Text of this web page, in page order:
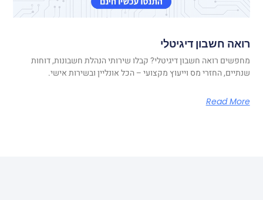
רואה חשבון דיגיטלי
מחפשים רואה חשבון דיגיטלי? קבלו שירותי הנהלת חשבונות, דוחות
שנתיים, החזרי מס וייעוץ מקצועי – הכל אונליין ובשירות אישי.
Read More